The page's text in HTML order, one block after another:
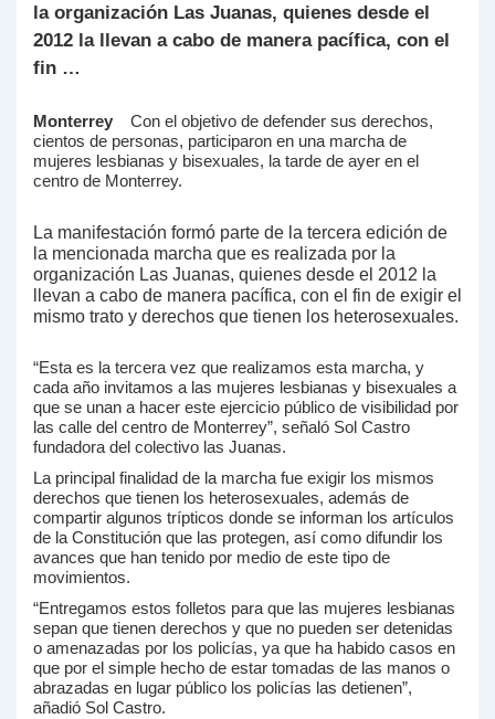
la organización Las Juanas, quienes desde el
2012 la llevan a cabo de manera pacífica, con el
fin …
Monterrey
Con el objetivo de defender sus derechos,
cientos de personas, participaron en una marcha de
mujeres lesbianas y bisexuales, la tarde de ayer en el
centro de Monterrey.
La manifestación formó parte de la tercera edición de
la mencionada marcha que es realizada por la
organización Las Juanas, quienes desde el 2012 la
llevan a cabo de manera pacífica, con el fin de exigir el
mismo trato y derechos que tienen los heterosexuales.
“Esta es la tercera vez que realizamos esta marcha, y
cada año invitamos a las mujeres lesbianas y bisexuales a
que se unan a hacer este ejercicio público de visibilidad por
las calle del centro de Monterrey”, señaló Sol Castro
fundadora del colectivo las Juanas.
La principal finalidad de la marcha fue exigir los mismos
derechos que tienen los heterosexuales, además de
compartir algunos trípticos donde se informan los artículos
de la Constitución que las protegen, así como difundir los
avances que han tenido por medio de este tipo de
movimientos.
“Entregamos estos folletos para que las mujeres lesbianas
sepan que tienen derechos y que no pueden ser detenidas
o amenazadas por los policías, ya que ha habido casos en
que por el simple hecho de estar tomadas de las manos o
abrazadas en lugar público los policías las detienen”,
añadió Sol Castro.